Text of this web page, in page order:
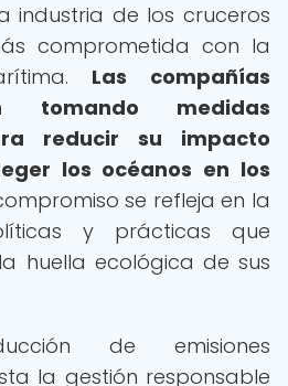
industria de los cruceros
comprometida con la
Las compañías
tomando medidas
reducir su impacto
los océanos en los
se refleja en la
y prácticas que
huella ecológica de sus
de emisiones
la gestión responsable